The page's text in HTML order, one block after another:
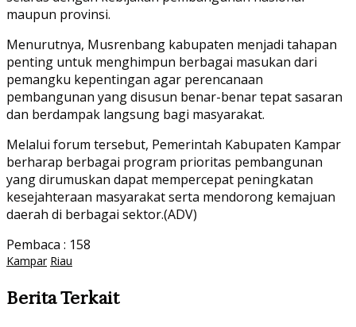
maupun provinsi.
Menurutnya, Musrenbang kabupaten menjadi tahapan
penting untuk menghimpun berbagai masukan dari
pemangku kepentingan agar perencanaan
pembangunan yang disusun benar-benar tepat sasaran
dan berdampak langsung bagi masyarakat.
Melalui forum tersebut, Pemerintah Kabupaten Kampar
berharap berbagai program prioritas pembangunan
yang dirumuskan dapat mempercepat peningkatan
kesejahteraan masyarakat serta mendorong kemajuan
daerah di berbagai sektor.(ADV)
Pembaca : 158
Kampar Riau
Berita Terkait